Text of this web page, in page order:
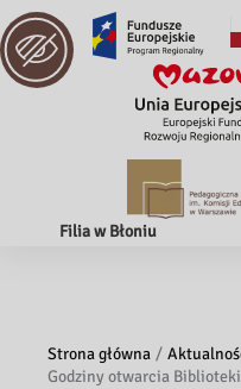
Filia w Błoniu
Strona główna
Godziny otwarcia